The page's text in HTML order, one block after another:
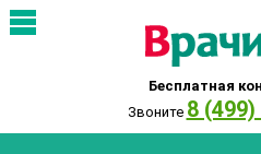
Бесплатная
Звоните 8